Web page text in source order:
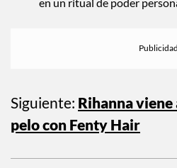
Siguiente: Rihanna
pelo con Fenty Hair